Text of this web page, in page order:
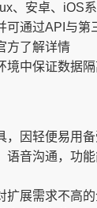
、安卓、iOS系
通过API与第
方了解详情
中保证数据隔
，因轻便易用
音沟通，功能
展需求不高的